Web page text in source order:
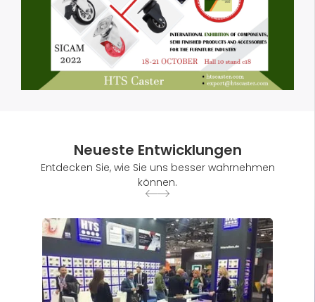
Neueste Entwicklungen
Entdecken Sie, wie Sie uns besser wahrnehmen
können.